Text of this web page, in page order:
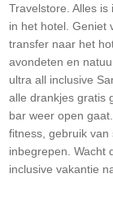
Travelstore. Alles
in het hotel. Geniet
transfer naar het
avondeten en
ultra all inclusive
alle drankjes gratis
bar weer open
fitness, gebruik
inbegrepen. Wacht
inclusive vakantie